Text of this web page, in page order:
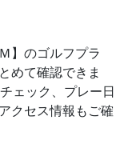
】のゴルフプラ
めて確認できま
ェック、プレー日
クセス情報もご確